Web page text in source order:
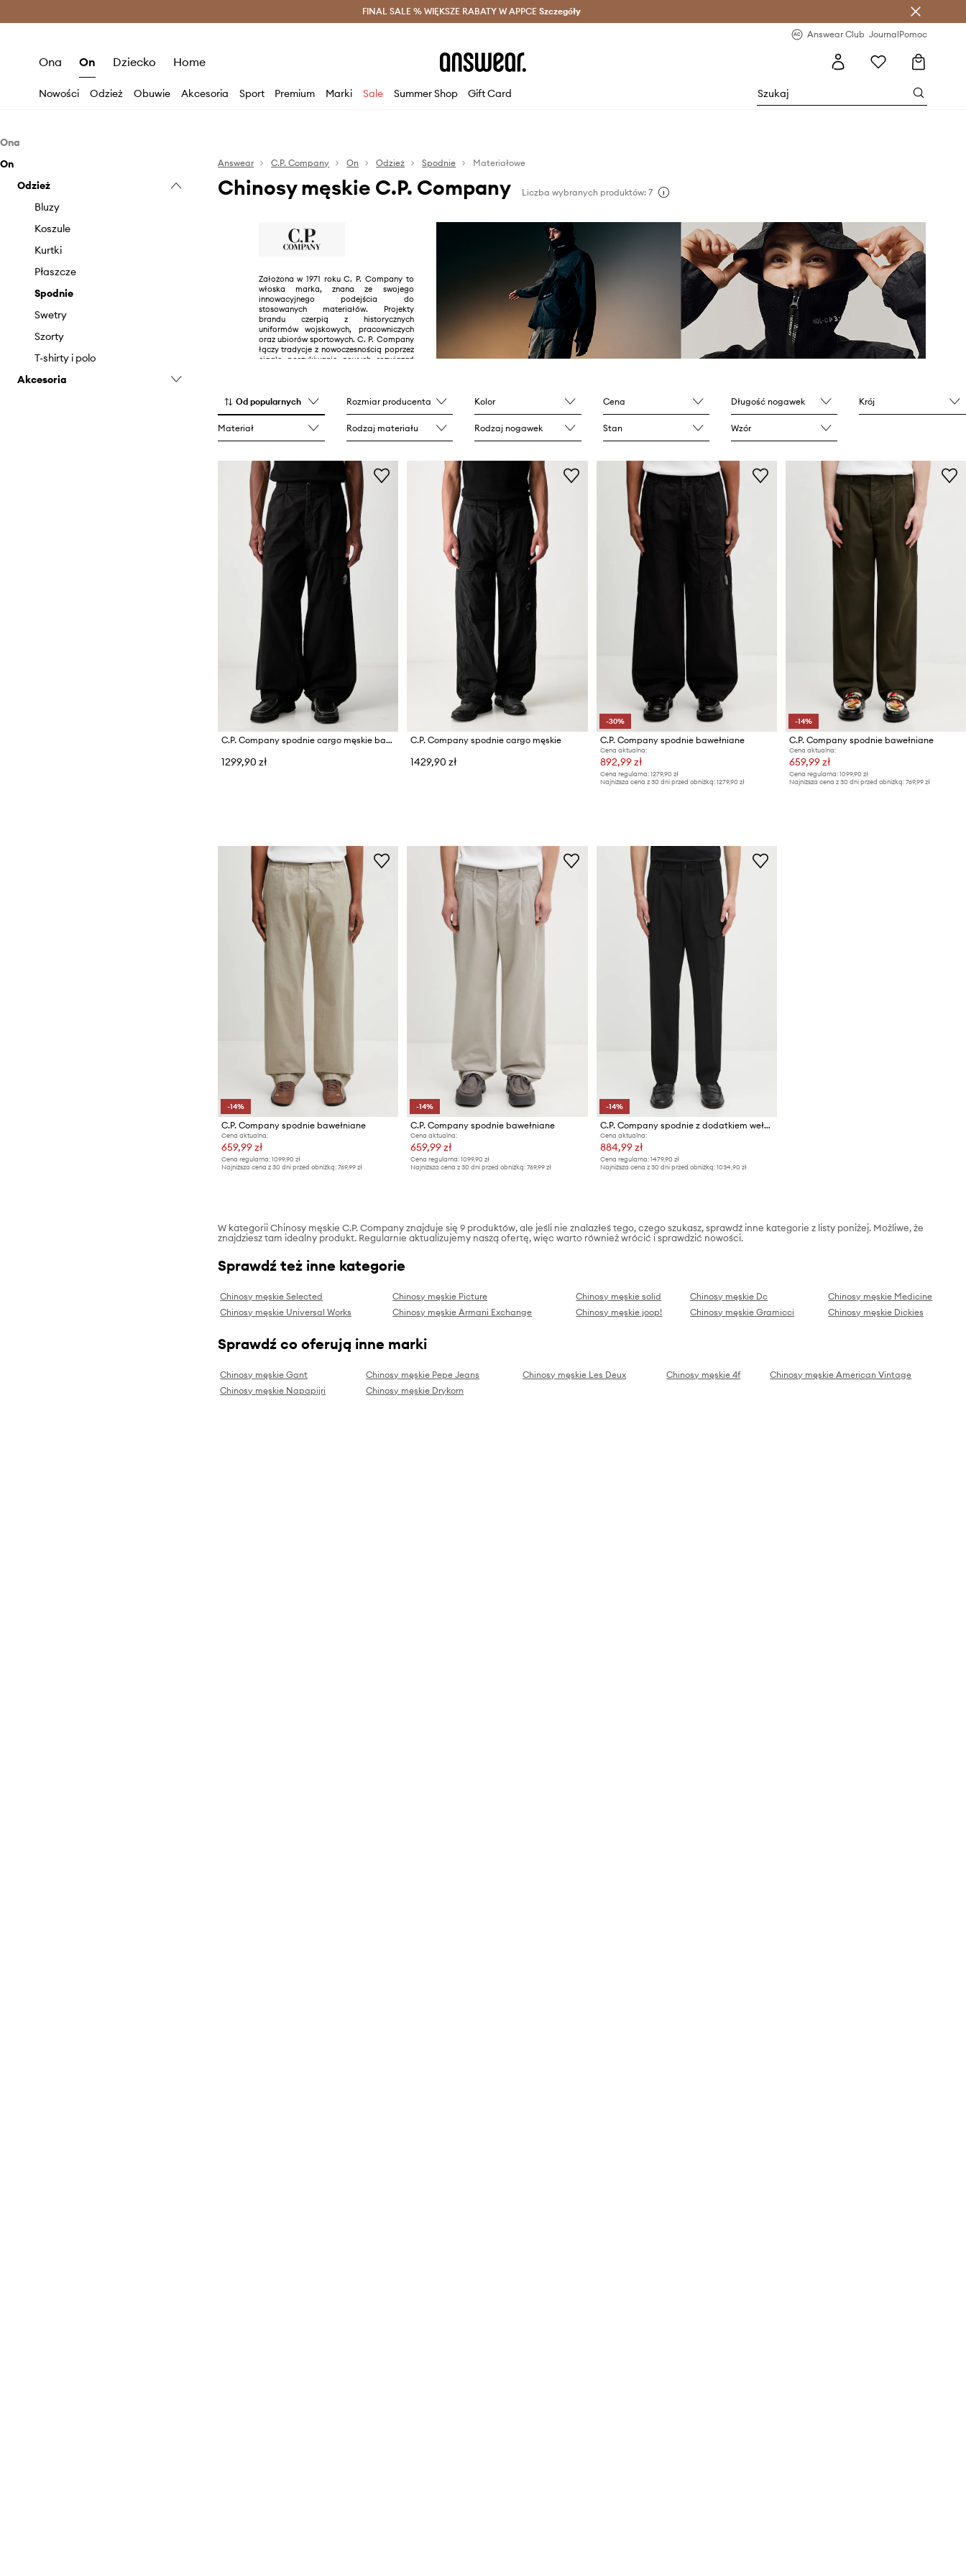
Oszczędzaj z Answear Club > Dostawa nawet w 24h >
FINAL SALE % WIĘKSZE RABATY W APPCE Szczegóły
Answear Club JournalPomoc
Ona On Dziecko Home
Nowości Odzież Obuwie Akcesoria Sport Premium Marki Sale Summer Shop Gift Card
Ona
Czapki i kapelusze
Plecaki
Torebki
On
Odzież
Bluzy
Koszule
Kurtki
Płaszcze
Spodnie
Swetry
Szorty
T-shirty i polo
Akcesoria
Answear C.P. Company On Odzież Spodnie Materiałowe
Chinosy męskie C.P. Company Liczba wybranych produktów: 7
Założona w 1971 roku C. P. Company to
włoska marka, znana ze swojego
innowacyjnego podejścia do
stosowanych materiałów. Projekty
brandu czerpią z historycznych
uniformów wojskowych, pracowniczych
oraz ubiorów sportowych. C. P. Company
łączy tradycje z nowoczesnością poprzez
ciągle poszukiwanie nowych rozwiązań
Od popularnych Rozmiar producenta Kolor Cena Długość nogawek Krój
Materiał Rodzaj materiału Rodzaj nogawek Stan Wzór
C.P. Company spodnie cargo męskie bawełniane
1299,90 zł
C.P. Company spodnie cargo męskie
1429,90 zł
-30%
C.P. Company spodnie bawełniane
Cena aktualna:
892,99 zł
Cena regularna: 1279,90 zł
Najniższa cena z 30 dni przed obniżką: 1279,90 zł
-14%
C.P. Company spodnie bawełniane
Cena aktualna:
659,99 zł
Cena regularna: 1099,90 zł
Najniższa cena z 30 dni przed obniżką: 769,99 zł
-14%
C.P. Company spodnie bawełniane
Cena aktualna:
659,99 zł
Cena regularna: 1099,90 zł
Najniższa cena z 30 dni przed obniżką: 769,99 zł
-14%
C.P. Company spodnie bawełniane
Cena aktualna:
659,99 zł
Cena regularna: 1099,90 zł
Najniższa cena z 30 dni przed obniżką: 769,99 zł
-14%
C.P. Company spodnie z dodatkiem wełny
Cena aktualna:
884,99 zł
Cena regularna: 1479,90 zł
Najniższa cena z 30 dni przed obniżką: 1034,90 zł
W kategorii Chinosy męskie C.P. Company znajduje się 9 produktów, ale jeśli nie znalazłeś tego, czego szukasz, sprawdź inne kategorie z listy poniżej. Możliwe, że
znajdziesz tam idealny produkt. Regularnie aktualizujemy naszą ofertę, więc warto również wrócić i sprawdzić nowości.
Sprawdź też inne kategorie
Chinosy męskie Selected Chinosy męskie Picture Chinosy męskie solid Chinosy męskie Dc
Chinosy męskie Medicine
Chinosy męskie Universal Works
Chinosy męskie Armani Exchange Chinosy męskie joop! Chinosy męskie Gramicci Chinosy męskie Dickies
Sprawdź co oferują inne marki
Chinosy męskie Gant Chinosy męskie Pepe Jeans Chinosy męskie Les Deux Chinosy męskie 4f
Chinosy męskie American Vintage
Chinosy męskie Napapijri
Chinosy męskie Drykorn